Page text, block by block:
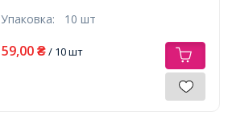
Упаковка: 10 шт
59,00 ₴/ 10 шт